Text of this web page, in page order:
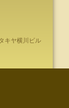
キヤ横川ビル